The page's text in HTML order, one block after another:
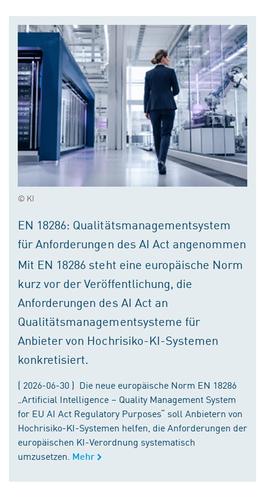
© KI
EN 18286: Qualitätsmanagementsystem
für Anforderungen des AI Act angenommen
Mit EN 18286 steht eine europäische Norm
kurz vor der Veröffentlichung, die
Anforderungen des AI Act an
Qualitätsmanagementsysteme für
Anbieter von Hochrisiko-KI-Systemen
konkretisiert.
( 2026-06-30 ) Die neue europäische Norm EN 18286
„Artificial Intelligence – Quality Management System
for EU AI Act Regulatory Purposes“ soll Anbietern von
Hochrisiko-KI-Systemen helfen, die Anforderungen der
europäischen KI-Verordnung systematisch
umzusetzen. Mehr